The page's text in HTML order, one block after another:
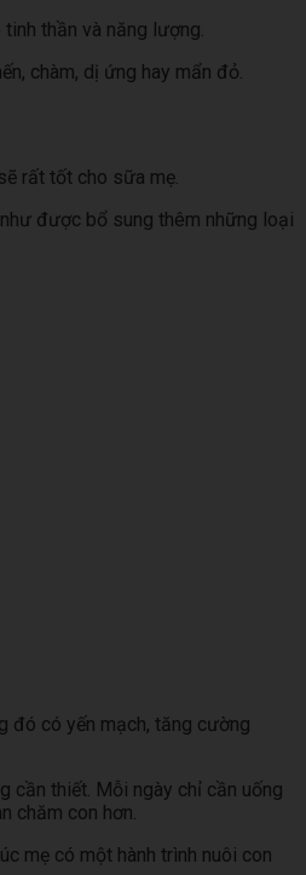
thần và năng lượng.
chàm, dị ứng hay mẩn đỏ.
rất tốt cho sữa mẹ.
được bổ sung thêm những loại
đó có yến mạch, tăng cường
cần thiết. Mỗi ngày chỉ cần uống
chăm con hơn.
mẹ có một hành trình nuôi con